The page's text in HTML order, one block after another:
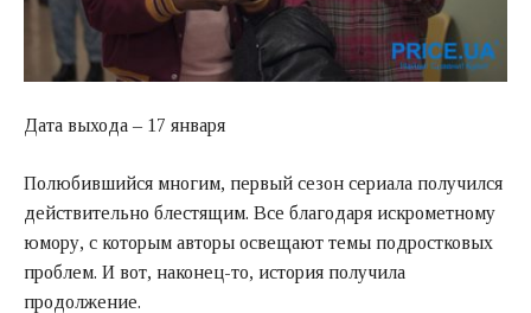
Дата выхода – 17 января
Полюбившийся многим, первый сезон сериала получился
действительно блестящим. Все благодаря искрометному
юмору, с которым авторы освещают темы подростковых
проблем. И вот, наконец-то, история получила
продолжение.